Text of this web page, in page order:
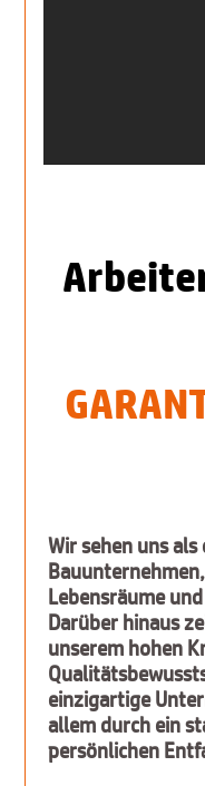
Wir sehen uns
Lebensräume
Darüber hinaus
unserem hohen
einzigartige
allem durch ein
persönlichen